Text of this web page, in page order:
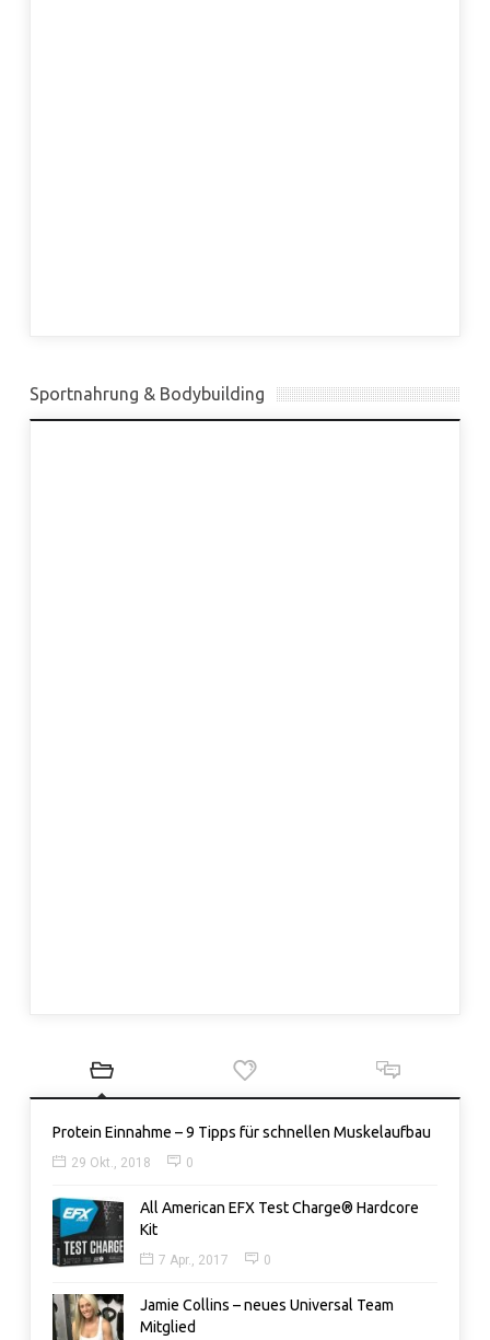
Sportnahrung & Bodybuilding
Protein Einnahme – 9 Tipps für schnellen Muskelaufbau
29 Okt., 2018 0
All American EFX Test Charge® Hardcore
Kit
7 Apr., 2017 0
Jamie Collins – neues Universal Team
Mitglied